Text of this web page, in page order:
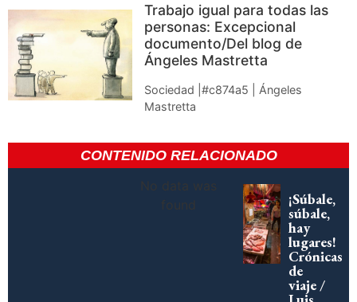
Trabajo igual para todas las
personas: Excepcional
documento/Del blog de
Ángeles Mastretta
Sociedad |#c874a5 | Ángeles
Mastretta
CONTENIDO RELACIONADO
No data was
found
¡Súbale,
súbale,
hay
lugares!
Crónicas
de
viaje /